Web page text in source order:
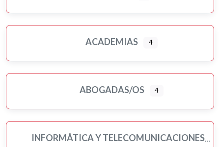
ACADEMIAS 4
ABOGADAS/OS 4
INFORMÁTICA Y TELECOMUNICACIONES